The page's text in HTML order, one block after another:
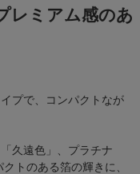
レミアム感のあ
プで、コンパクトなが
久遠色」、プラチナ
トのある箔の輝きに、